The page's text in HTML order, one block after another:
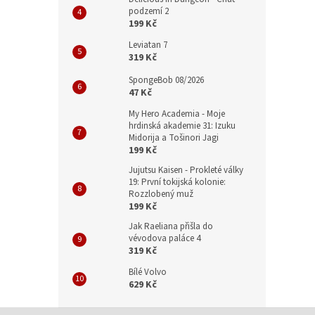
podzemí 2
199 Kč
Leviatan 7
319 Kč
SpongeBob 08/2026
47 Kč
My Hero Academia - Moje
hrdinská akademie 31: Izuku
Midorija a Tošinori Jagi
199 Kč
Jujutsu Kaisen - Prokleté války
19: První tokijská kolonie:
Rozzlobený muž
199 Kč
Jak Raeliana přišla do
vévodova paláce 4
319 Kč
Bílé Volvo
629 Kč